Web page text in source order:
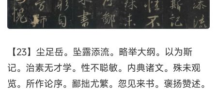
【23】尘足岳。坠露添流。略举大纲。以为斯
记。治素无才学。性不聪敏。内典诸文。殊未观
览。所作论序。鄙拙尤繁。忽见来书。褒扬赞述。